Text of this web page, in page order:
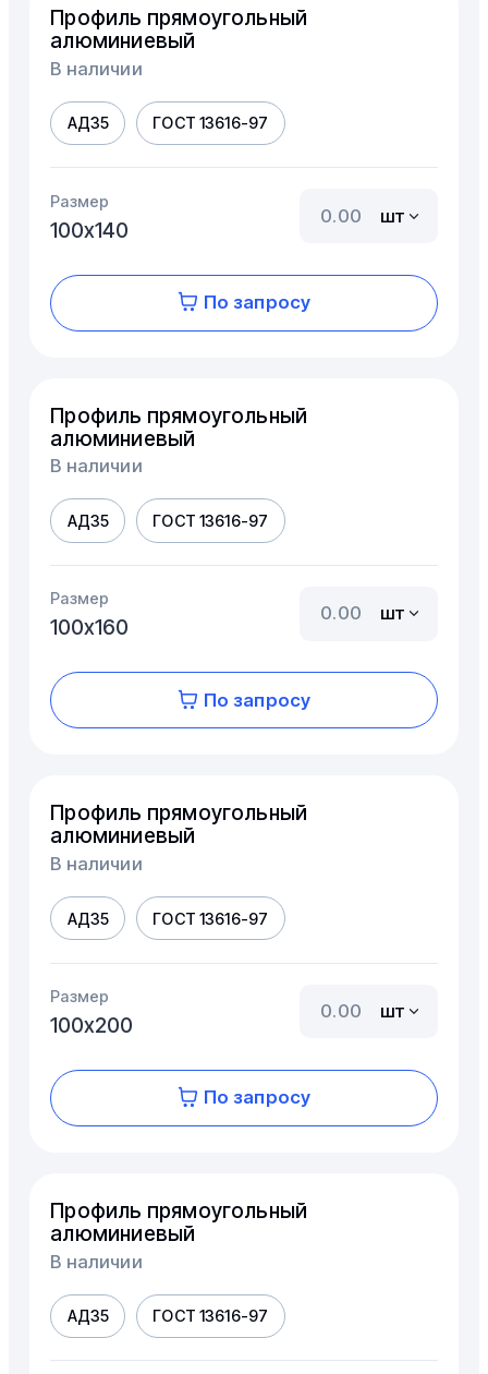
Профиль прямоугольный
алюминиевый
В наличии
АД35 ГОСТ 13616-97
Размер
100х140
шт
По запросу
Профиль прямоугольный
алюминиевый
В наличии
АД35 ГОСТ 13616-97
Размер
100х160
шт
По запросу
Профиль прямоугольный
алюминиевый
В наличии
АД35 ГОСТ 13616-97
Размер
100х200
шт
По запросу
Профиль прямоугольный
алюминиевый
В наличии
АД35 ГОСТ 13616-97